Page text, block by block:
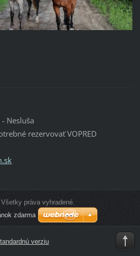
Nesluša
rezervovať VOPRED
práva vyhradené.
zdarma
verziu